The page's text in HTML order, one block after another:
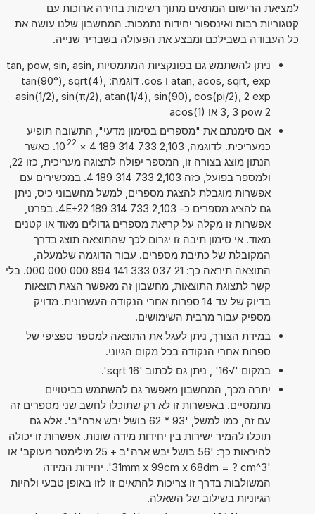
למציאת הרישום המתאים מתוך רשימות בחירה ארוכות עם
קטגוריות רבות ואינספור יחידות נתמכות. המחשבון שלנו עושה את
כל העבודה בשבילכם ומבצע את הפעולה בשבריר שנייה.
ניתן להשתמש גם בפונקציות המתמטיות tan, pow, sin, asin,
atan, acos, sqrt, exp ו cos. דוגמה: tan(90°), sqrt(4),
asin(1/2), sin(π/2), atan(1/4), sin(90), cos(pi/2), 2 exp
3, 3 pow 2 או acos(1)
אם סימנתם את "מספרים בסימון מדעי", התשובה תופיע
כמעריכית. לדוגמה, 2,103 733 314 189 4
×
10 22
. כאשר
ולמספר בפועל, כזה 2,103 733 314 189 4. במכשירים עם
אפשרות מוגבלת להצגת מספרים, למשל מחשבוני כיס, ניתן
גם להציג מספרים כ- 2,103 733 314 189 4E+22. בפרט,
אפשרות זו מקלה על קריאת מספרים גדולים מאוד או קטנים
מאוד. אי סימון תיבה זו יגרום לכך שהתוצאה תוצג בדרך
המקובלת של כתיבת מספרים. עבור הדוגמה שלמעלה,
התוצאה תיראה כך: 21 037 333 141 894 000 000 000. בלי
קשר לתצוגת התוצאות, מחשבון זה מאפשר הצגת תוצאות
בדיוק של עד 14 ספרות אחרי הנקודה העשרונית. מדויק
מספיק עבור מרבית השימושים.
במידת הצורך, ניתן לעגל את התוצאה למספר ספציפי של
ספרות אחרי הנקודה בכל מקום הגיוני.
במקום '√16' , ניתן גם לכתוב 'sqrt 16'.
יתרה מכך, המחשבון מאפשר גם להשתמש בביטויים
מתמטיים. באפשרות זו לא רק שתוכלו לחשב שני מספרים זה
עם זה, כמו למשל, '93 * 62 בושל יבש ארה"ב'. אלא גם
תוכלו להמיר ישירות בין יחידות מידה שונות. אפשרות זו יכולה
להיראות כך: '56 בושל יבש ארה"ב + 25 מילימטר מעוקב' או
'31mm x 99cm x 68dm = ? cm^3'. יחידות המידה
המשולבות בדרך זו צריכות להתאים זו לזו באופן טבעי ולהיות
הגיוניות בשילוב של השאלה.